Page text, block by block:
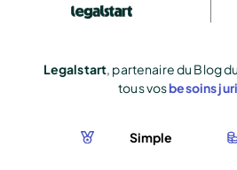
Legalstart, partenaire du Blog
tous vosbesoins
Simple